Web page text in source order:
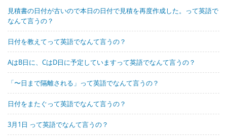
見積書の日付が古いので本日の日付で見積を再度作成した。って英語で
なんて言うの？
日付を教えてって英語でなんて言うの？
AはB日に、CはD日に予定していますって英語でなんて言うの？
「〜日まで隔離される」って英語でなんて言うの？
日付をまたぐって英語でなんて言うの？
3月1日 って英語でなんて言うの？